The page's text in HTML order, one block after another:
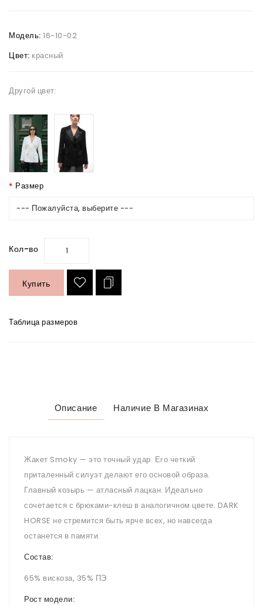
Модель: 16-10-02
Цвет: красный
Другой цвет:
Размер
--- Пожалуйста, выберите ---
Кол-во
Купить
Таблица размеров
Описание Наличие В Магазинах
Жакет Smoky — это точный удар. Его четкий
приталенный силуэт делают его основой образа.
Главный козырь — атласный лацкан. Идеально
сочетается с брюками-клеш в аналогичном цвете. DARK
HORSE не стремится быть ярче всех, но навсегда
останется в памяти.
Состав:
65% вискоза, 35% ПЭ
Рост модели: